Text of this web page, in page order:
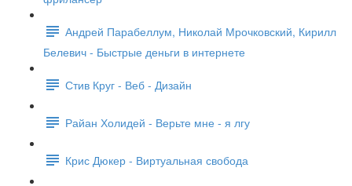
Андрей Парабеллум, Николай Мрочковский, Кирилл
Белевич - Быстрые деньги в интернете
Стив Круг - Веб - Дизайн
Райан Холидей - Верьте мне - я лгу
Крис Дюкер - Виртуальная свобода